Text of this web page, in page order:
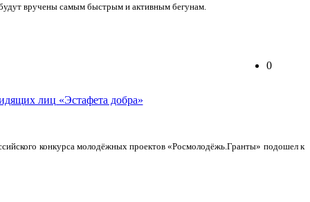
вручены самым быстрым и активным бегунам.
0
конкурса молодёжных проектов «Росмолодёжь.Гранты» подошел к